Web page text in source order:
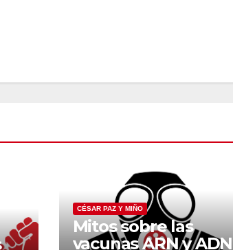
CÉSAR PAZ Y MIÑO
Mitos sobre las
vacunas ARN y ADN